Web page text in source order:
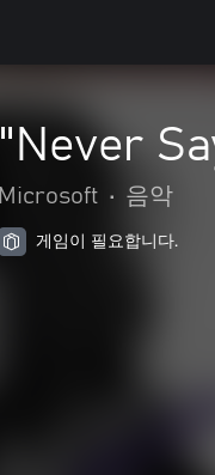
"Never
Microsoft • 음악
게임이 필요합니다.